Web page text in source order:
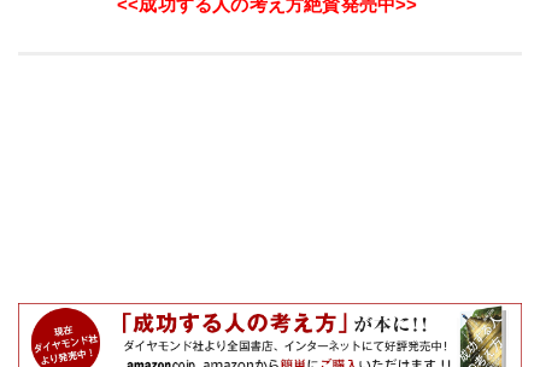
<<成功する人の考え方絶賛発売中>>